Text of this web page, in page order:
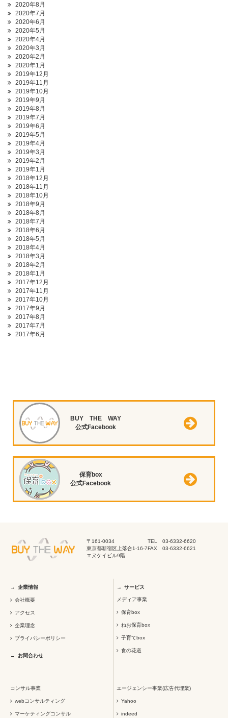
2020年8月
2020年7月
2020年6月
2020年5月
2020年4月
2020年3月
2020年2月
2020年1月
2019年12月
2019年11月
2019年10月
2019年9月
2019年8月
2019年7月
2019年6月
2019年5月
2019年4月
2019年3月
2019年2月
2019年1月
2018年12月
2018年11月
2018年10月
2018年9月
2018年8月
2018年7月
2018年6月
2018年5月
2018年4月
2018年3月
2018年2月
2018年1月
2017年12月
2017年11月
2017年10月
2017年9月
2017年8月
2017年7月
2017年6月
BUY THE WAY
公式Facebook
保育box
公式Facebook
〒161-0034
東京都新宿区上落合1-16-7
エヌケイビル9階
TEL 03-6332-6620
FAX 03-6332-6621
企業情報
会社概要
アクセス
企業理念
プライバシーポリシー
お問合わせ
サービス
メディア事業
保育box
ねお保育box
子育てbox
食の花道
コンサル事業
webコンサルティング
マーケティングコンサル
エージェンシー事業(広告代理業)
Yahoo
indeed